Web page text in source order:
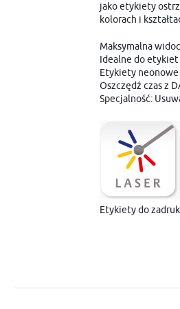
jako etykiety
kolorach i
Maksymalna
Idealne do etykiet
Etykiety neonowe
Oszczędź czas z
Specjalność:
Etykiety do